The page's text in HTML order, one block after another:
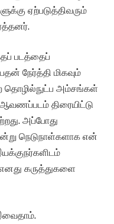
ஏற்படுத்திவரும்
படத்தைப்
நேர்த்தி மிகவும்
தொழில்நுட்ப அம்சங்கள்
திரையிட்டு
அப்போது
நெடுநாள்களாக என்
கருத்துகளை